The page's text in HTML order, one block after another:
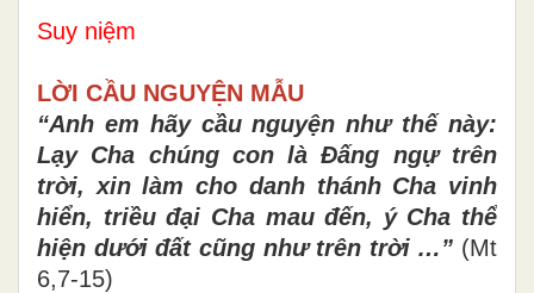
Suy niệm
LỜI CẦU NGUYỆN MẪU
“Anh em hãy cầu nguyện như thế này:
Lạy Cha chúng con là Đấng ngự trên
trời, xin làm cho danh thánh Cha vinh
hiển, triều đại Cha mau đến, ý Cha thể
hiện dưới đất cũng như trên trời …” (Mt
6,7-15)